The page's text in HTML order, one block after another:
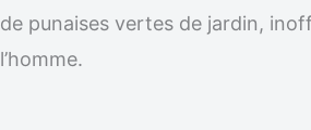
de punaises vertes de jardin,
l’homme.